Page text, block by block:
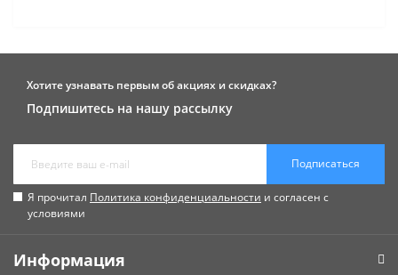
Хотите узнавать первым об акциях и скидках?
Подпишитесь на нашу рассылку
Подписаться
Я прочитал Политика конфиденциальности и согласен с
условиями
Информация